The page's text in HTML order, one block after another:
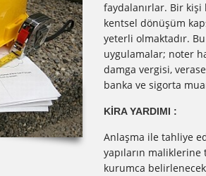
faydalanırlar. Bir
kentsel dönüşüm
yeterli olmaktadır.
uygulamalar; noter
damga vergisi,
banka ve sigorta
KİRA YARDIMI :
Anlaşma ile tahliye
yapıların
kurumca belirlenecek